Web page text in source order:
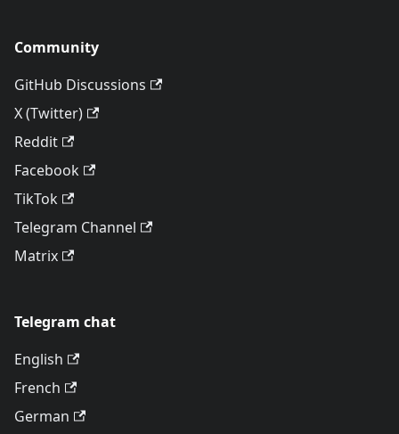
Community
GitHub Discussions
X (Twitter)
Reddit
Facebook
TikTok
Telegram Channel
Matrix
Telegram chat
English
French
German